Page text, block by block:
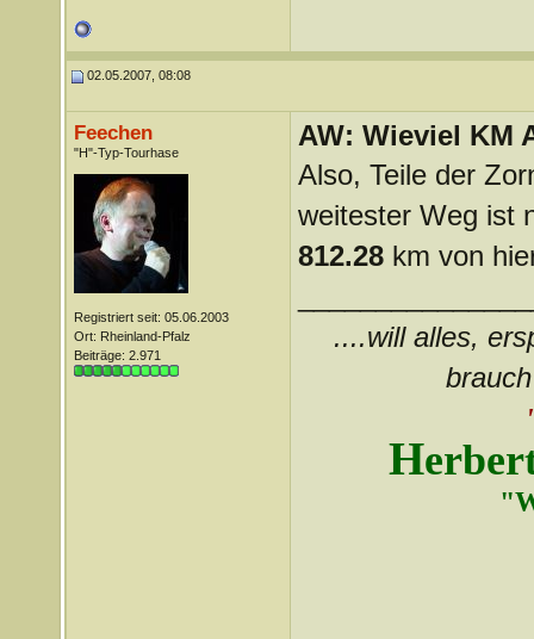
02.05.2007, 08:08
Feechen
"H"-Typ-Tourhase
Registriert seit: 05.06.2003
Ort: Rheinland-Pfalz
Beiträge: 2.971
AW: Wieviel KM
Also, Teile der
weitester Weg ist
812.28km von
....will alles,
Herber